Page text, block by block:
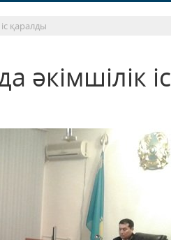
қаралды
әкімшілік іс